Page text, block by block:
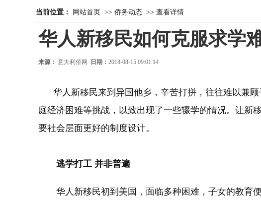
中国电视
当前位置： 网站首页 >> 侨务动态 >> 查看详情
华人新移民如何克服求学
来源： 意大利侨网 日期： 2018-08-15 09:01:14
华人新移民来到异国他乡，辛苦打拼，往往难以兼顾
庭经济困难等挑战，以致出现了一些辍学的情况。让新
要社会层面更好的制度设计。
逃学打工 并非普遍
华人新移民初到美国，面临多种困难，子女的教育便